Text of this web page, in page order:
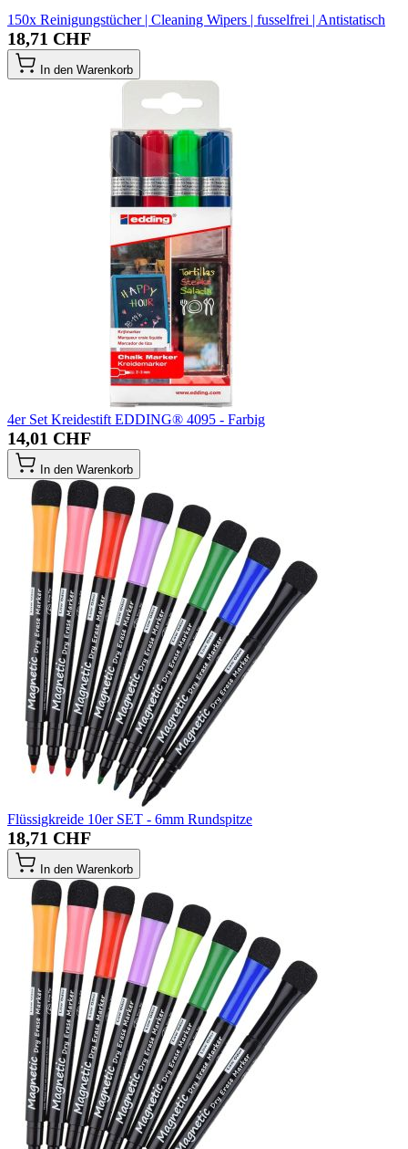
150x Reinigungstücher | Cleaning Wipers | fusselfrei | Antistatisch
18,71 CHF
In den Warenkorb
4er Set Kreidestift EDDING® 4095 - Farbig
14,01 CHF
In den Warenkorb
Flüssigkreide 10er SET - 6mm Rundspitze
18,71 CHF
In den Warenkorb